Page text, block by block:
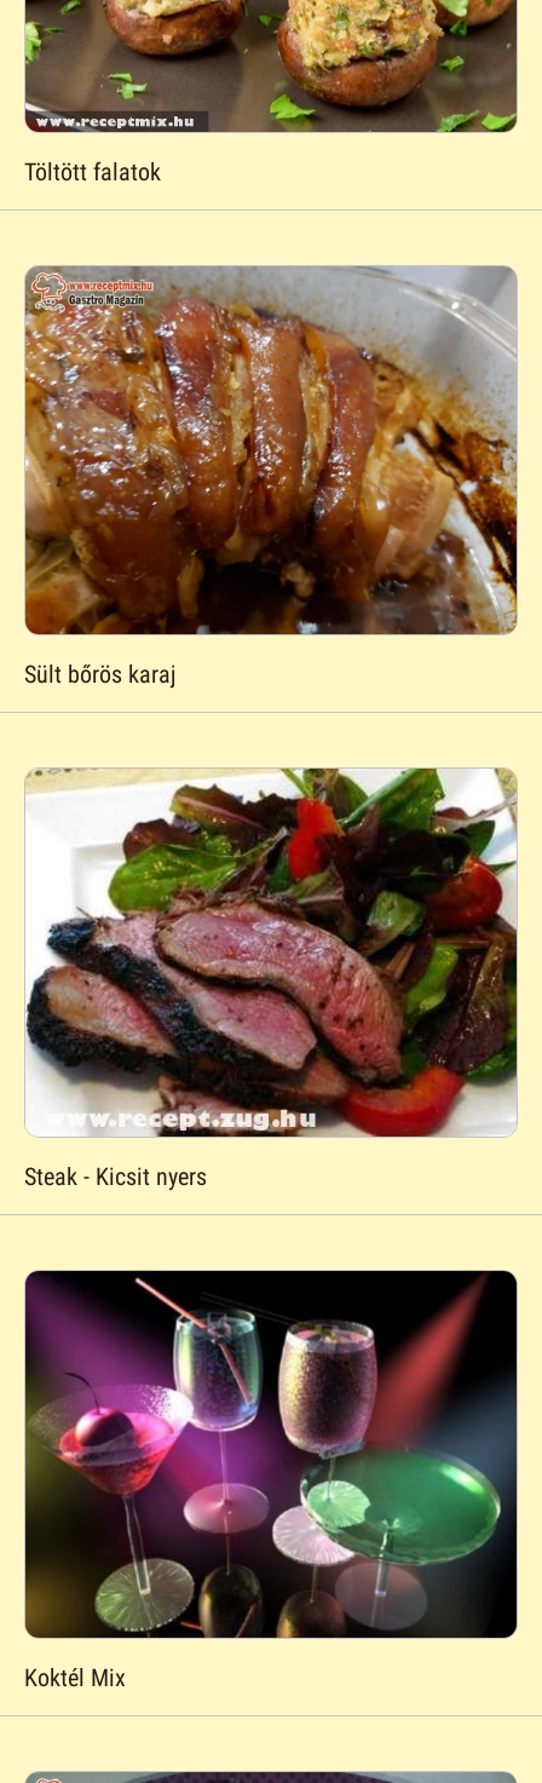
Töltött falatok
Sült bőrös karaj
Steak - Kicsit nyers
Koktél Mix